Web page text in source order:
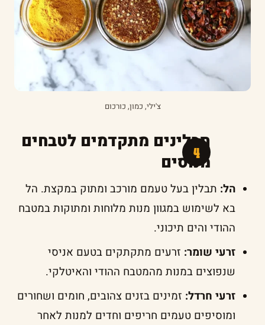
צ'ילי, כמון, כורכום
תבלינים מתקדמים לטבחים
מנוסים
הל: תבלין בעל טעמם מורכב ומתוק במקצת. הל
בא לשימוש במגוון מנות מלוחות ומתוקות במטבח
ההודי והים תיכוני.
זרעי שומר: זרעים מתקתקים בטעם אניסי
שנפוצים במנות מהמטבח ההודי והאיטלקי.
זרעי חרדל: זמינים בזנים צהובים, חומים ושחורים
ומוסיפים טעמים חריפים וחדים למנות לאחר